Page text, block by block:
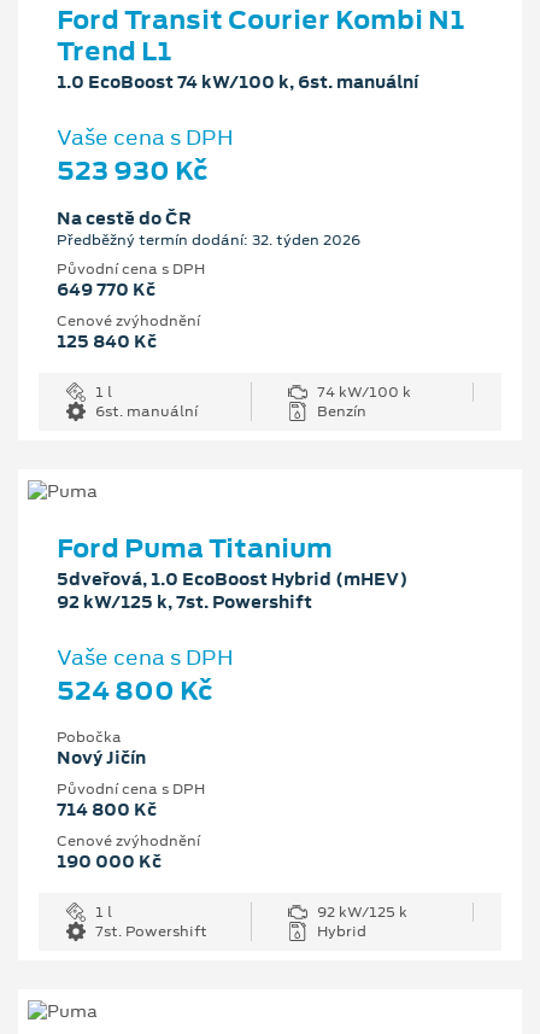
Ford Transit Courier Kombi N1
Trend L1
1.0 EcoBoost 74 kW/100 k, 6st. manuální
Vaše cena s DPH
523 930 Kč
Na cestě do ČR
Předběžný termín dodání: 32. týden 2026
Původní cena s DPH
649 770 Kč
Cenové zvýhodnění
125 840 Kč
1 l
74 kW/100 k
6st. manuální
Benzín
Ford Puma Titanium
5dveřová, 1.0 EcoBoost Hybrid (mHEV)
92 kW/125 k, 7st. Powershift
Vaše cena s DPH
524 800 Kč
Pobočka
Nový Jičín
Původní cena s DPH
714 800 Kč
Cenové zvýhodnění
190 000 Kč
1 l
92 kW/125 k
7st. Powershift
Hybrid